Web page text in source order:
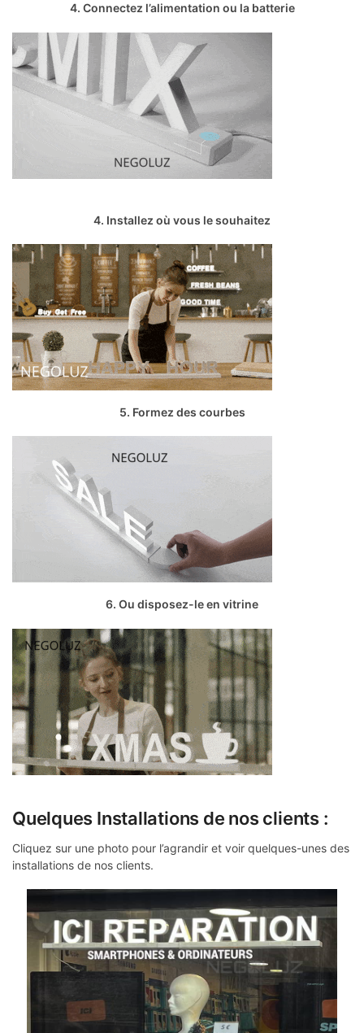
4. Connectez l’alimentation ou la batterie
4. Installez où vous le souhaitez
5. Formez des courbes
6. Ou disposez-le en vitrine
Quelques Installations de nos clients :
Cliquez sur une photo pour l’agrandir et voir quelques-unes des
installations de nos clients.